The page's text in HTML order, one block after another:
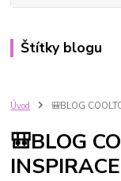
Štítky blogu
Úvod 🎒BLOG
🎒BLOG
INSPIRACE